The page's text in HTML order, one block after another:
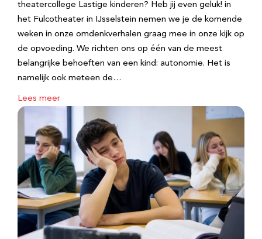
theatercollege Lastige kinderen? Heb jij even geluk! in
het Fulcotheater in IJsselstein nemen we je de komende
weken in onze omdenkverhalen graag mee in onze kijk op
de opvoeding. We richten ons op één van de meest
belangrijke behoeften van een kind: autonomie. Het is
namelijk ook meteen de…
Lees meer